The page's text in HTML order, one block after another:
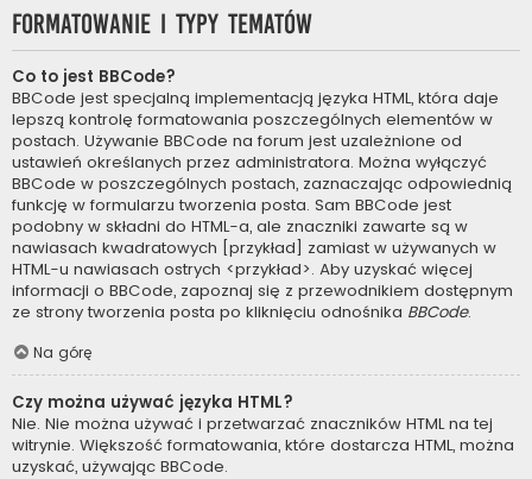
Formatowanie i typy tematów
Co to jest BBCode?
BBCode jest specjalną implementacją języka HTML, która daje
lepszą kontrolę formatowania poszczególnych elementów w
postach. Używanie BBCode na forum jest uzależnione od
ustawień określanych przez administratora. Można wyłączyć
BBCode w poszczególnych postach, zaznaczając odpowiednią
funkcję w formularzu tworzenia posta. Sam BBCode jest
podobny w składni do HTML-a, ale znaczniki zawarte są w
nawiasach kwadratowych [przykład] zamiast w używanych w
HTML-u nawiasach ostrych <przykład>. Aby uzyskać więcej
informacji o BBCode, zapoznaj się z przewodnikiem dostępnym
ze strony tworzenia posta po kliknięciu odnośnika BBCode.
Na górę
Czy można używać języka HTML?
Nie. Nie można używać i przetwarzać znaczników HTML na tej
witrynie. Większość formatowania, które dostarcza HTML, można
uzyskać, używając BBCode.